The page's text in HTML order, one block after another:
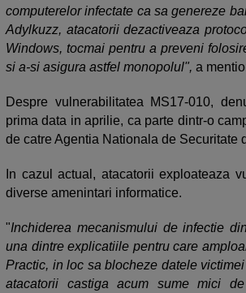
computerelor infectate ca sa genereze
Adylkuzz, atacatorii dezactiveaza
Windows, tocmai pentru a preveni
si a-si asigura astfel monopolul", a
Despre vulnerabilitatea MS17-010,
prima data in aprilie, ca parte dintr-o
de catre Agentia Nationala de Securitate
In cazul actual, atacatorii exploateaza
diverse amenintari informatice.
"Inchiderea mecanismului de infectie
una dintre explicatiile pentru care
Practic, in loc sa blocheze datele
atacatorii castiga acum sume mici